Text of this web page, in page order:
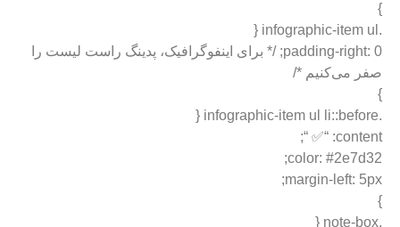
}
.infographic-item ul {
padding-right: 0; /* برای اینفوگرافیک، پدینگ راست لیست را
صفر می‌کنیم */
}
.infographic-item ul li::before {
content: “✅ “;
color: #2e7d32;
margin-left: 5px;
}
.note-box {